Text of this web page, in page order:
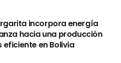
incorpora energía
hacia una producción
eficiente en Bolivia